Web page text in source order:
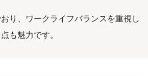
り、ワークライフバランスを重視し
も魅力です。